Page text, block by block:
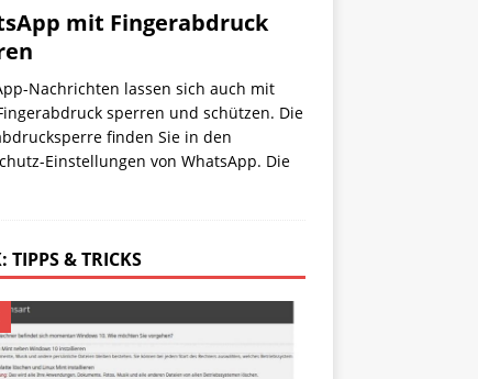
mit Fingerabdruck
Nachrichten lassen sich auch mit
sperren und schützen. Die
finden Sie in den
Einstellungen von WhatsApp. Die
TIPPS & TRICKS